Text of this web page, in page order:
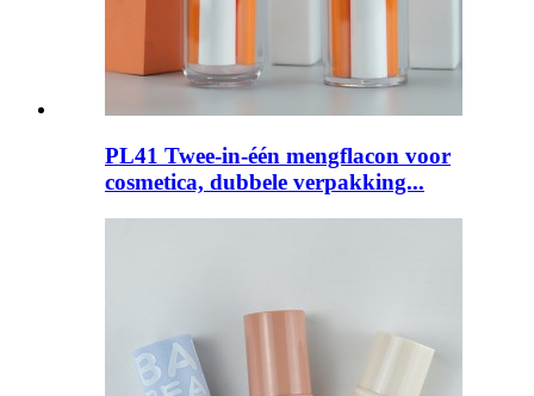
PL41 Twee-in-één mengflacon voor
cosmetica, dubbele verpakking...